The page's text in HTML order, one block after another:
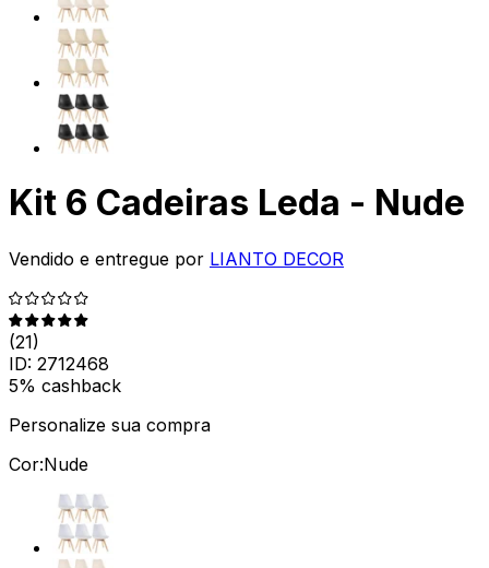
Kit 6 Cadeiras Leda - Nude
Vendido e entregue por LIANTO DECOR
(21)
ID: 2712468
5% cashback
Personalize sua compra
Cor:Nude